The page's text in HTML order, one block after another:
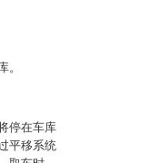
。
停在车库
平移系统